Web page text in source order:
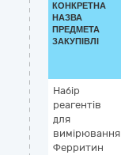
КОНКРЕТНА
НАЗВА
ПРЕДМЕТА
ЗАКУПІВЛІ
Набір
реагентів
для
вимірювання
Ферритин